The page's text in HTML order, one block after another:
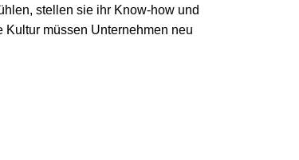
stellen sie ihr Know-how und
müssen Unternehmen neu